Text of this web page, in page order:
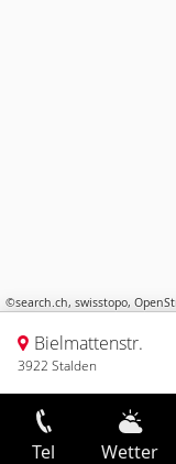
©search.ch, swisstopo,
Bielmattenstr.
3922 Stalden
Tel Wetter